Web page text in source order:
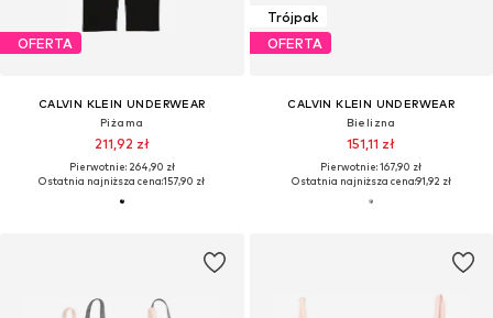
OFERTA
CALVIN KLEIN UNDERWEAR
Piżama
211,92 zł
Pierwotnie: 264,90 zł
Ostatnia najniższa cena:157,90 zł
Trójpak
OFERTA
CALVIN KLEIN UNDERWEAR
Bielizna
151,11 zł
Pierwotnie: 167,90 zł
Ostatnia najniższa cena:91,92 zł